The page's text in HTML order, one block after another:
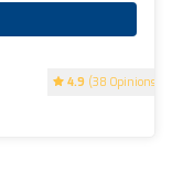
4.9 (38 Opinions)